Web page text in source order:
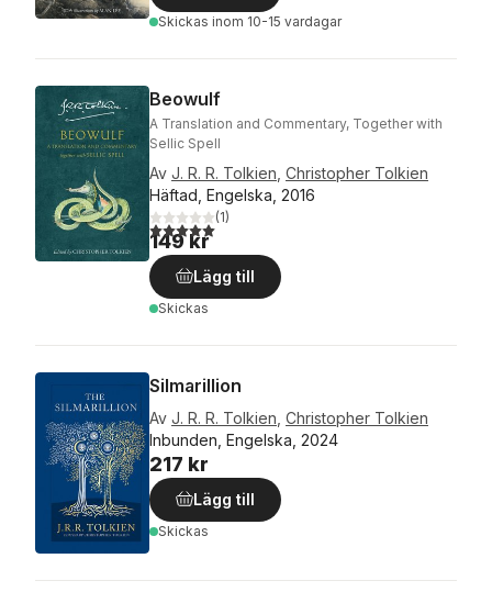
Skickas inom 10-15 vardagar
Beowulf
A Translation and Commentary, Together with
Sellic Spell
Av J. R. R. Tolkien Christopher Tolkien
Häftad, Engelska, 2016
5,0utav 5 stjärnor. Totalt antal röster:
(1)
149 kr
Lägg till
Skickas
Silmarillion
Av J. R. R. Tolkien Christopher Tolkien
Inbunden, Engelska, 2024
217 kr
Lägg till
Skickas